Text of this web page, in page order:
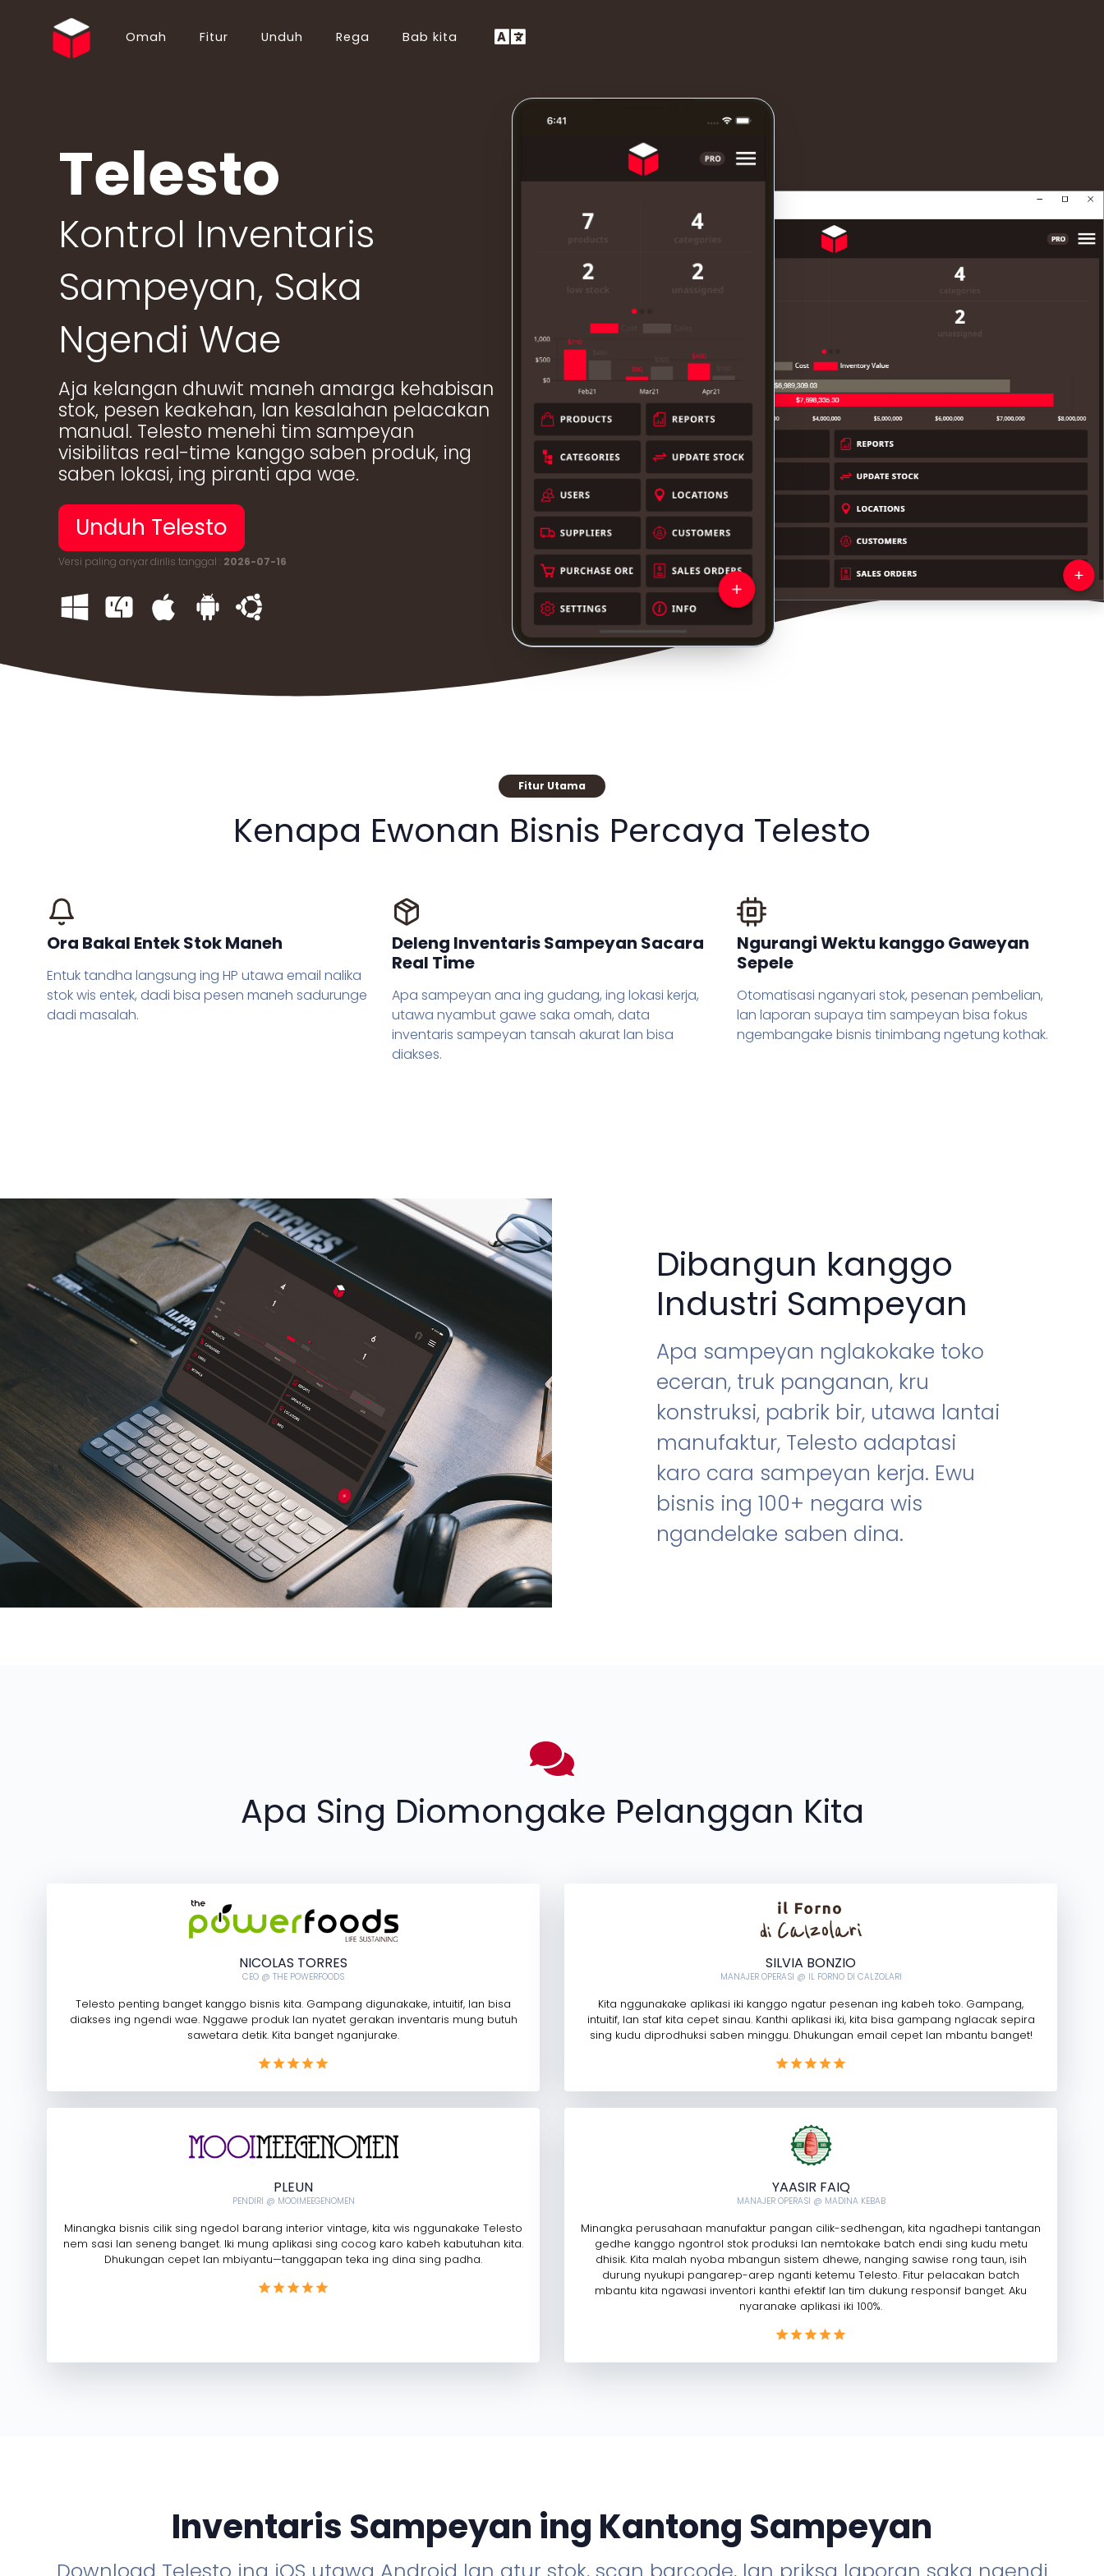
Omah Fitur Unduh Rega Bab kita
Italiano (IT)
Deutsch (DE)
Polski (PL)
Nederlands (NL)
日本語 (JA)
Română (RO)
Bahasa Indonesia (ID)
Dansk (DA)
Hrvatski (HR)
简体中文 (ZH)
Українська (UK)
Shqip (SQ)
Magyar (HU)
Türkçe (TR)
العربية (AR)
Telesto
Kontrol Inventaris
Sampeyan, Saka
Ngendi Wae
Aja kelangan dhuwit maneh amarga kehabisan
stok, pesen keakehan, lan kesalahan pelacakan
manual. Telesto menehi tim sampeyan
visibilitas real-time kanggo saben produk, ing
saben lokasi, ing piranti apa wae.
Unduh Telesto
Versi paling anyar dirilis tanggal : 2026-07-16
Fitur Utama
Kenapa Ewonan Bisnis Percaya Telesto
Ora Bakal Entek Stok Maneh
Entuk tandha langsung ing HP utawa email nalika
stok wis entek, dadi bisa pesen maneh sadurunge
dadi masalah.
Deleng Inventaris Sampeyan Sacara
Real Time
Apa sampeyan ana ing gudang, ing lokasi kerja,
utawa nyambut gawe saka omah, data
inventaris sampeyan tansah akurat lan bisa
diakses.
Ngurangi Wektu kanggo Gaweyan
Sepele
Otomatisasi nganyari stok, pesenan pembelian,
lan laporan supaya tim sampeyan bisa fokus
ngembangake bisnis tinimbang ngetung kothak.
Dibangun kanggo
Industri Sampeyan
Apa sampeyan nglakokake toko
eceran, truk panganan, kru
konstruksi, pabrik bir, utawa lantai
manufaktur, Telesto adaptasi
karo cara sampeyan kerja. Ewu
bisnis ing 100+ negara wis
ngandelake saben dina.
Apa Sing Diomongake Pelanggan Kita
NICOLAS TORRES
CEO @ THE POWERFOODS
Telesto penting banget kanggo bisnis kita. Gampang digunakake, intuitif, lan bisa
diakses ing ngendi wae. Nggawe produk lan nyatet gerakan inventaris mung butuh
sawetara detik. Kita banget nganjurake.
SILVIA BONZIO
MANAJER OPERASI @ IL FORNO DI CALZOLARI
Kita nggunakake aplikasi iki kanggo ngatur pesenan ing kabeh toko. Gampang,
intuitif, lan staf kita cepet sinau. Kanthi aplikasi iki, kita bisa gampang nglacak sepira
sing kudu diprodhuksi saben minggu. Dhukungan email cepet lan mbantu banget!
PLEUN
PENDIRI @ MOOIMEEGENOMEN
Minangka bisnis cilik sing ngedol barang interior vintage, kita wis nggunakake Telesto
nem sasi lan seneng banget. Iki mung aplikasi sing cocog karo kabeh kabutuhan kita.
Dhukungan cepet lan mbiyantu—tanggapan teka ing dina sing padha.
YAASIR FAIQ
MANAJER OPERASI @ MADINA KEBAB
Minangka perusahaan manufaktur pangan cilik-sedhengan, kita ngadhepi tantangan
gedhe kanggo ngontrol stok produksi lan nemtokake batch endi sing kudu metu
dhisik. Kita malah nyoba mbangun sistem dhewe, nanging sawise rong taun, isih
durung nyukupi pangarep-arep nganti ketemu Telesto. Fitur pelacakan batch
mbantu kita ngawasi inventori kanthi efektif lan tim dukung responsif banget. Aku
nyaranake aplikasi iki 100%.
Inventaris Sampeyan ing Kantong Sampeyan
Download Telesto ing iOS utawa Android lan atur stok, scan barcode, lan priksa laporan saka ngendi